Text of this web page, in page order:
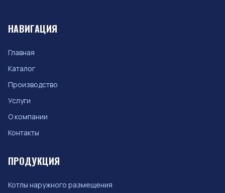
НАВИГАЦИЯ
Главная
Каталог
Производство
Услуги
О компании
Контакты
ПРОДУКЦИЯ
Котлы наружного размещения